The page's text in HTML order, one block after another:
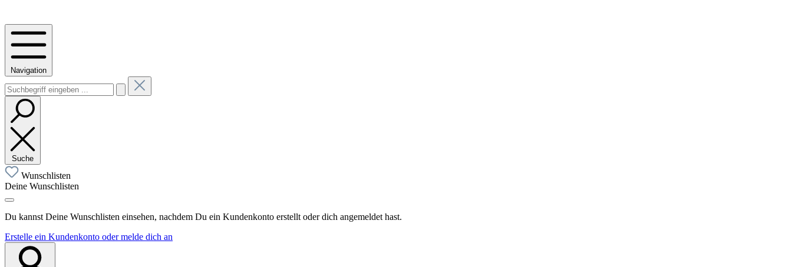
Navigation
Suche
Wunschlisten
Deine Wunschlisten
Du kannst Deine Wunschlisten einsehen, nachdem Du ein Kundenkonto erstellt oder dich angemeldet hast.
Erstelle ein Kundenkonto oder melde dich an